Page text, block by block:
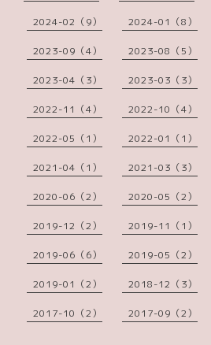
2024-02（9） 2024-01（8）
2023-09（4） 2023-08（5）
2023-04（3） 2023-03（3）
2022-11（4） 2022-10（4）
2022-05（1） 2022-01（1）
2021-04（1） 2021-03（3）
2020-06（2） 2020-05（2）
2019-12（2） 2019-11（1）
2019-06（6） 2019-05（2）
2019-01（2） 2018-12（3）
2017-10（2） 2017-09（2）